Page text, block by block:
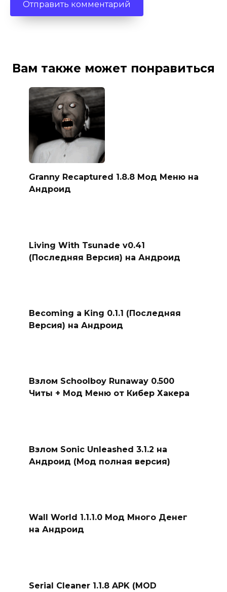
Вам также может понравиться
Granny Recaptured 1.8.8 Мод Меню на
Андроид
Living With Tsunade v0.41
(Последняя Версия) на Андроид
Becoming a King 0.1.1 (Последняя
Версия) на Андроид
Взлом Schoolboy Runaway 0.500
Читы + Мод Меню от Кибер Хакера
Взлом Sonic Unleashed 3.1.2 на
Андроид (Мод полная версия)
Wall World 1.1.1.0 Мод Много Денег
на Андроид
Serial Cleaner 1.1.8 APK (MOD